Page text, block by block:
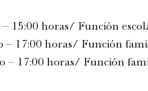
15:00 horas/ Función
– 17:00 horas/ Función
– 17:00 horas/ Función